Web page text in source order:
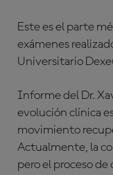
Este es el parte
exámenes
Universitario
Informe del Dr.
evolución clínica
movimiento
Actualmente, la
pero el proceso